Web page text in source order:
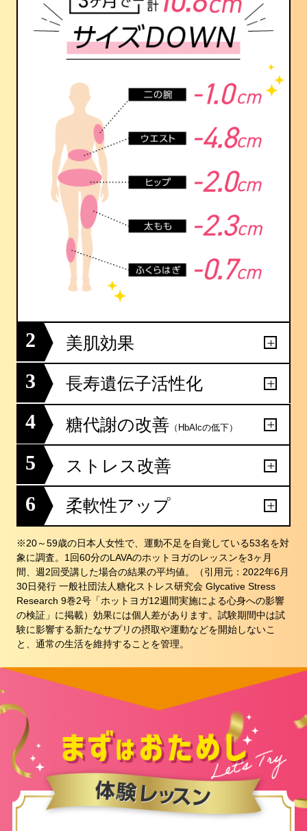
2 美肌効果
3 長寿遺伝子活性化
4 糖代謝の改善 （HbAlcの低下）
5 ストレス改善
6 柔軟性アップ
※20～59歳の日本人女性で、運動不足を自覚している53名を対
象に調査。1回60分のLAVAのホットヨガのレッスンを3ヶ月
間、週2回受講した場合の結果の平均値。（引用元：2022年6月
30日発行 一般社団法人糖化ストレス研究会 Glycative Stress
Research 9巻2号「ホットヨガ12週間実施による心身への影響
の検証」に掲載）効果には個人差があります。試験期間中は試
験に影響する新たなサプリの摂取や運動などを開始しないこ
と、通常の生活を維持することを管理。